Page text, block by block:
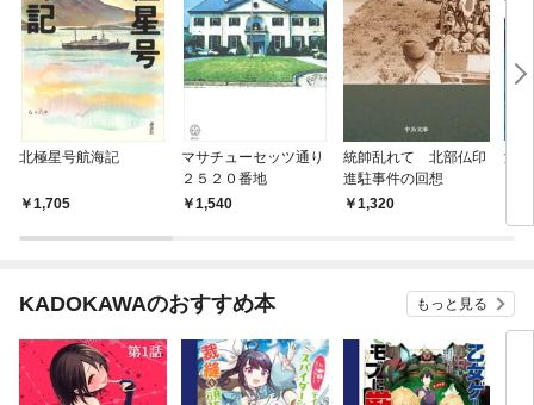
北極星号航海記
1,705
マサチューセッツ通り
２５２０番地
1,540
統帥乱れて 北部仏印
進駐事件の回想
1,320
海
KADOKAWAのおすすめ本 もっと見る